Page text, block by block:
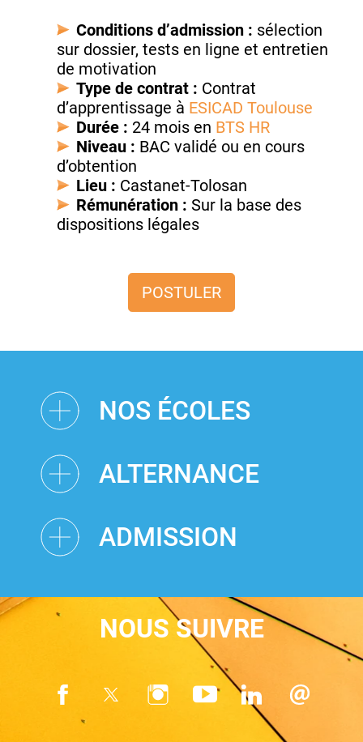
Conditions d’admission : sélection
sur dossier, tests en ligne et entretien
de motivation
Type de contrat : Contrat
d’apprentissage à ESICAD Toulouse
Durée : 24 mois en BTS HR
Niveau : BAC validé ou en cours
d’obtention
Lieu : Castanet-Tolosan
Rémunération : Sur la base des
dispositions légales
POSTULER
NOS ÉCOLES
ALTERNANCE
ADMISSION
NOUS SUIVRE